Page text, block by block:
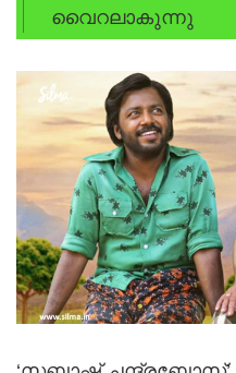
വൈറലാകുന്നു